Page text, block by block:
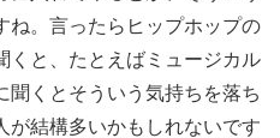
ね。言ったらヒップホップの
くと、たとえばミュージカル
聞くとそういう気持ちを落ち
が結構多いかもしれないです